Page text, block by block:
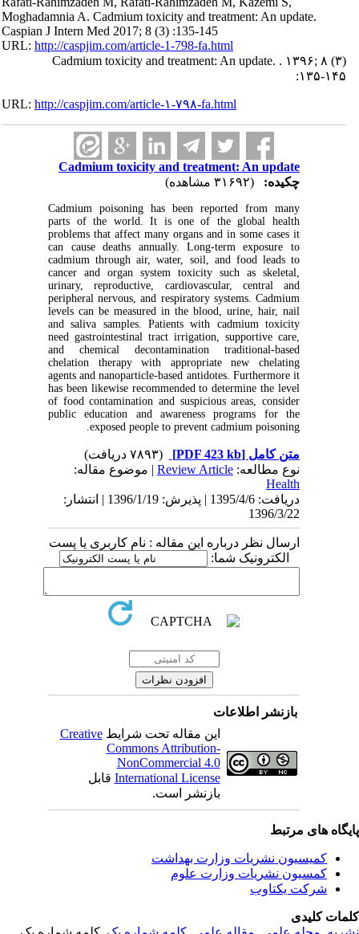
Moghadamnia A. Cadmium toxicity and treatment: An update.
Caspian J Intern Med 2017; 8 (3) :135-145
URL:http://caspjim.com/article-1-798-fa.html
Cadmium toxicity and treatment: An update. . ۱۳۹۶; ۸ (۳)
:۱۳۵-۱۴۵
URL:http://caspjim.com/article-۱-۷۹۸-fa.html
Cadmium toxicity and treatment: An update
چکیده:
Cadmium poisoning has been reported from many
parts of the world. It is one of the global health
problems that affect many organs and in some cases it
can cause deaths annually. Long-term exposure to
cadmium through air, water, soil, and food leads to
cancer and organ system toxicity such as skeletal,
urinary, reproductive, cardiovascular, central and
peripheral nervous, and respiratory systems. Cadmium
levels can be measured in the blood, urine, hair, nail
and saliva samples. Patients with cadmium toxicity
need gastrointestinal tract irrigation, supportive care,
and chemical decontamination traditional-based
chelation therapy with appropriate new chelating
agents and nanoparticle-based antidotes. Furthermore it
has been likewise recommended to determine the level
of food contamination and suspicious areas, consider
public education and awareness programs for the
exposed people to prevent cadmium poisoning.
متن کامل[PDF 423 kb]
نوع مطالعه:Review Article| موضوع مقاله:
Health
دریافت: 1395/4/6 | پذیرش: 1396/1/19 | انتشار:
1396/3/22
ارسال نظر درباره این مقاله : نام کاربری یا پست
الکترونیک شما:
بازنشر اطلاعات
این مقاله تحت شرایطCreative
Commons Attribution-
NonCommercial 4.0
International Licenseقابل
بازنشر است.
های مرتبط
کمیسیون نشریات وزارت بهداشت
کمسیون نشریات وزارت علوم
شرکت یکتاوب
کلیدی